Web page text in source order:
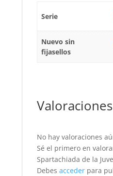
Serie
Nuevo sin
fijasellos
Valoraciones
No hay valoraciones
Sé el primero en
Spartachiada de la
Debes accederpara